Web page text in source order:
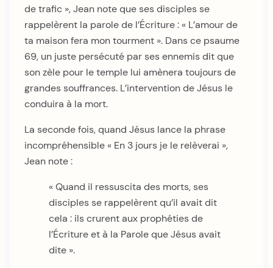
de trafic », Jean note que ses disciples se
rappelèrent la parole de l’Écriture : « L’amour de
ta maison fera mon tourment ». Dans ce psaume
69, un juste persécuté par ses ennemis dit que
son zèle pour le temple lui amènera toujours de
grandes souffrances. L’intervention de Jésus le
conduira à la mort.
La seconde fois, quand Jésus lance la phrase
incompréhensible « En 3 jours je le relèverai »,
Jean note :
« Quand il ressuscita des morts, ses
disciples se rappelèrent qu’il avait dit
cela : ils crurent aux prophéties de
l’Écriture et à la Parole que Jésus avait
dite ».